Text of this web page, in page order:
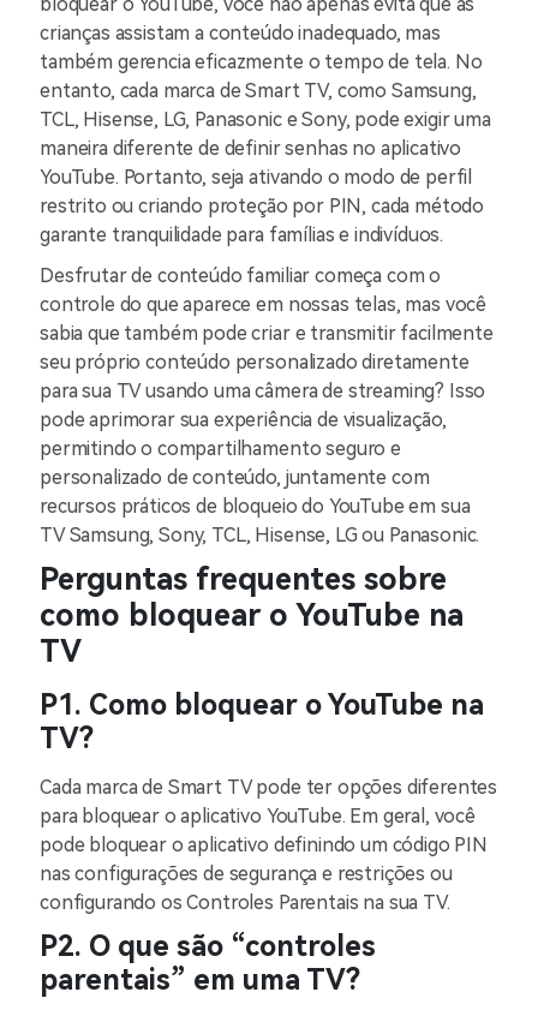
bloquear o YouTube, você não apenas evita que as
crianças assistam a conteúdo inadequado, mas
também gerencia eficazmente o tempo de tela. No
entanto, cada marca de Smart TV, como Samsung,
TCL, Hisense, LG, Panasonic e Sony, pode exigir uma
maneira diferente de definir senhas no aplicativo
YouTube. Portanto, seja ativando o modo de perfil
restrito ou criando proteção por PIN, cada método
garante tranquilidade para famílias e indivíduos.
Desfrutar de conteúdo familiar começa com o
controle do que aparece em nossas telas, mas você
sabia que também pode criar e transmitir facilmente
seu próprio conteúdo personalizado diretamente
para sua TV usando uma câmera de streaming? Isso
pode aprimorar sua experiência de visualização,
permitindo o compartilhamento seguro e
personalizado de conteúdo, juntamente com
recursos práticos de bloqueio do YouTube em sua
TV Samsung, Sony, TCL, Hisense, LG ou Panasonic.
Perguntas frequentes sobre
como bloquear o YouTube na
TV
P1. Como bloquear o YouTube na
TV?
Cada marca de Smart TV pode ter opções diferentes
para bloquear o aplicativo YouTube. Em geral, você
pode bloquear o aplicativo definindo um código PIN
nas configurações de segurança e restrições ou
configurando os Controles Parentais na sua TV.
P2. O que são “controles
parentais” em uma TV?